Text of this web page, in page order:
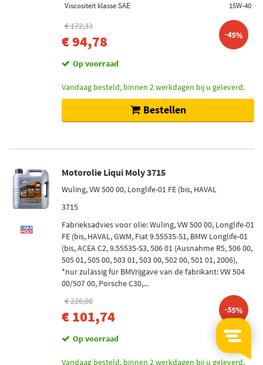
Viscositeit klasse SAE
15W-40
€ 172,33
€ 94,78 -45%
Op voorraad
Vandaag besteld, binnen 2 werkdagen bij u geleverd.
Bestellen
Motorolie Liqui Moly 3715
Wuling, VW 500 00, Longlife-01 FE (bis, HAVAL
3715
Fabrieksadvies voor olie: Wuling, VW 500 00, Longlife-01
FE (bis, HAVAL, GWM, Fiat 9.55535-S1, BMW Longlife-01
(bis, ACEA C2, 9.55535-S3, 506 01 (Ausnahme R5, 506 00,
505 01, 505 00, 503 01, 503 00, 502 00, 501 01, 2006),
*nur zulässig für BMVrijgave van de fabrikant: VW 504
00/507 00, Porsche C30,...
€ 226,08
€ 101,74 -55%
Op voorraad
Vandaag besteld, binnen 2 werkdagen bij u geleverd.